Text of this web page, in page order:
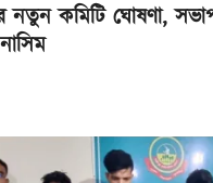
নতুন কমিটি ঘোষণা,